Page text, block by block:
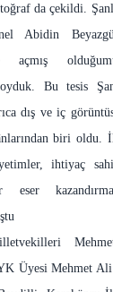
da çekildi.
Abidin
açmış
Bu tesis
dış ve iç
biri oldu.
ihtiyaç
Üyesi Mehmet